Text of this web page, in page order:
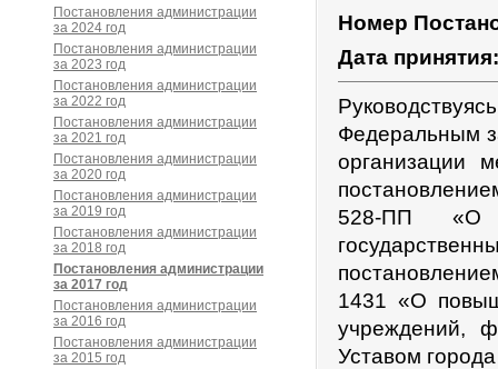
Номер
Дата
Федеральным
организации
528-ПП «О
1431 «О
учреждений,
Уставом
Постановления администрации
за 2024 год
Постановления администрации
за 2023 год
Постановления администрации
за 2022 год
Постановления администрации
за 2021 год
Постановления администрации
за 2020 год
Постановления администрации
за 2019 год
Постановления администрации
за 2018 год
Постановления администрации
за 2017 год
Постановления администрации
за 2016 год
Постановления администрации
за 2015 год